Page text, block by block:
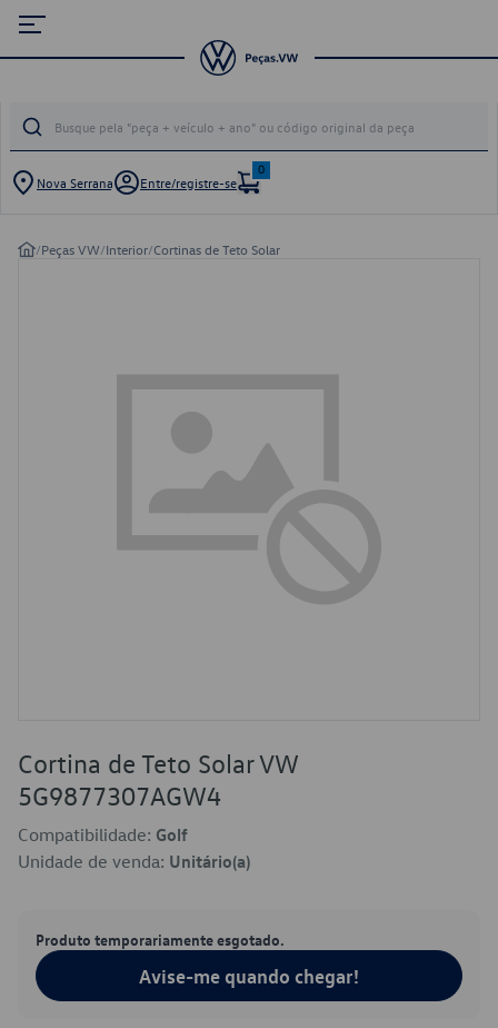
Nova Serrana Entre/registre-se
0
/Peças VW/Interior/Cortinas de Teto Solar
Cortina de Teto Solar VW
5G9877307AGW4
Compatibilidade: Golf
Unidade de venda: Unitário(a)
Produto temporariamente esgotado.
Avise-me quando chegar!